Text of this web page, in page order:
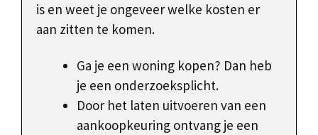
is en weet je ongeveer welke kosten er
aan zitten te komen.
Ga je een woning kopen? Dan heb
je een onderzoeksplicht.
Door het laten uitvoeren van een
aankoopkeuring ontvang je een